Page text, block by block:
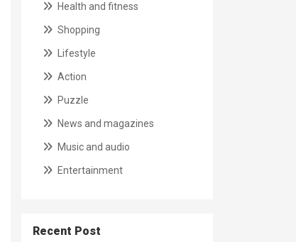
Health and fitness
Shopping
Lifestyle
Action
Puzzle
News and magazines
Music and audio
Entertainment
Recent Post